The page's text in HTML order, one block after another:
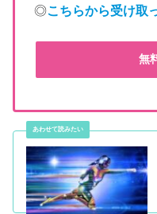
◎こちらから受け取
無